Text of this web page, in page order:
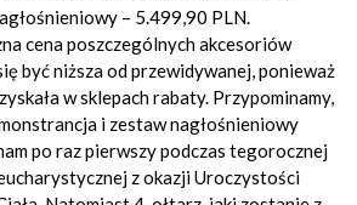
– 5.499,90 PLN.
cena poszczególnych akcesoriów
być niższa od przewidywanej, ponieważ
w sklepach rabaty. Przypominamy,
i zestaw nagłośnieniowy
po raz pierwszy podczas tegorocznej
z okazji Uroczystości